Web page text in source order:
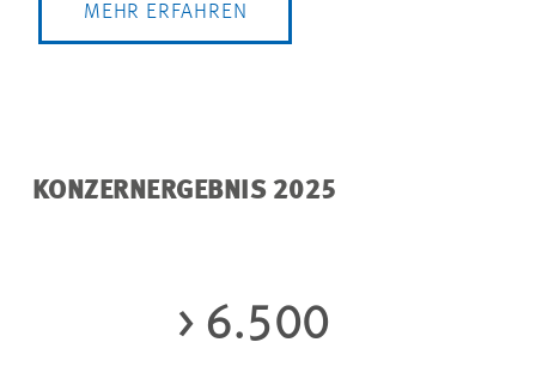
MEHR ERFAHREN
KONZERNERGEBNIS 2025
> 6.500